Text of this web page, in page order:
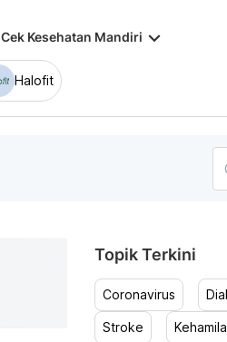
Cek Kesehatan Mandiri keyboard_arrow_down
Halofit
Topik Terkini
Coronavirus
Stroke